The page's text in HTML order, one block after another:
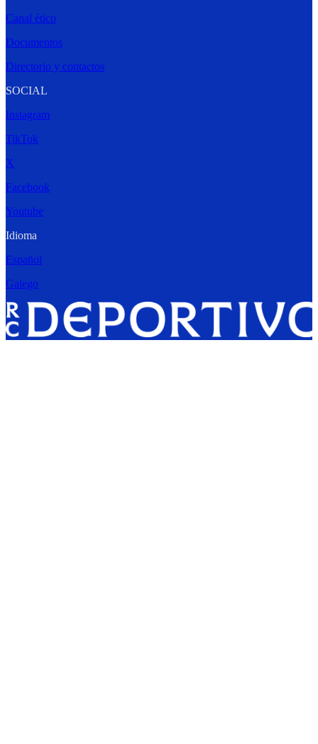
Canal ético
Documentos
Directorio y contactos
SOCIAL
Instagram
TikTok
X
Facebook
Youtube
Idioma
Español
Galego